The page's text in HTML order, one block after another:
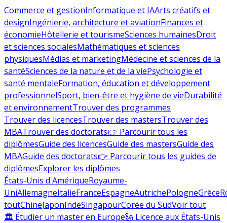
Commerce et gestionInformatique et IAArts créatifs et
designIngénierie, architecture et aviationFinances et
économieHôtellerie et tourismeSciences humainesDroit
et sciences socialesMathématiques et sciences
physiquesMédias et marketingMédecine et sciences de la
santéSciences de la nature et de la viePsychologie et
santé mentaleFormation, éducation et développement
professionnelSport, bien-être et hygiène de vieDurabilité
et environnementTrouver des programmes
Trouver des licencesTrouver des mastersTrouver des
MBATrouver des doctorats👉 Parcourir tous les
diplômesGuide des licencesGuide des mastersGuide des
MBAGuide des doctorats👉 Parcourir tous les guides de
diplômesExplorer les diplômes
États-Unis d'AmériqueRoyaume-
UniAllemagneItalieFranceEspagneAutrichePologneGrèce
toutChineJaponIndeSingapourCorée du SudVoir tout
🏛 Étudier un master en Europe🗽 Licence aux États-Unis